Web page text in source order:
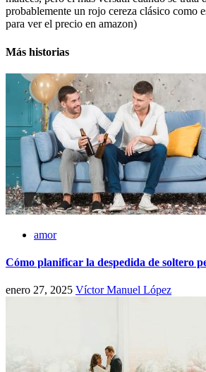
probablemente un rojo cereza clásico como
para ver el precio en amazon)
Más historias
amor
Cómo planificar la despedida de soltero
enero 27, 2025 Víctor Manuel López